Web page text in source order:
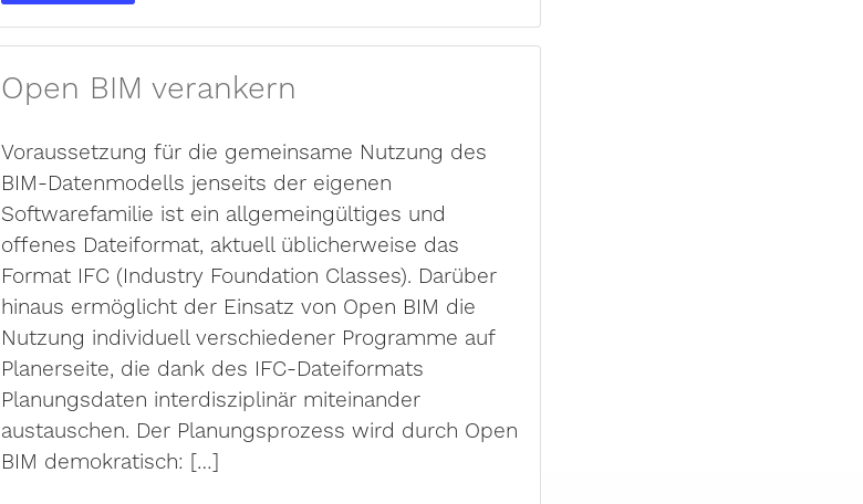
Open BIM verankern
Voraussetzung für die gemeinsame Nutzung des
BIM-Datenmodells jenseits der eigenen
Softwarefamilie ist ein allgemeingültiges und
offenes Dateiformat, aktuell üblicherweise das
Format IFC (Industry Foundation Classes). Darüber
hinaus ermöglicht der Einsatz von Open BIM die
Nutzung individuell verschiedener Programme auf
Planerseite, die dank des IFC-Dateiformats
Planungsdaten interdisziplinär miteinander
austauschen. Der Planungsprozess wird durch Open
BIM demokratisch: […]